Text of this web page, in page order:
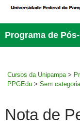
Cursos da Unipampa >
PPGEdu > Sem categoria
Nota de